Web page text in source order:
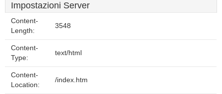
Impostazioni Server
Content-
Length:
3548
Content-
Type:
text/html
Content-
Location:
/index.htm